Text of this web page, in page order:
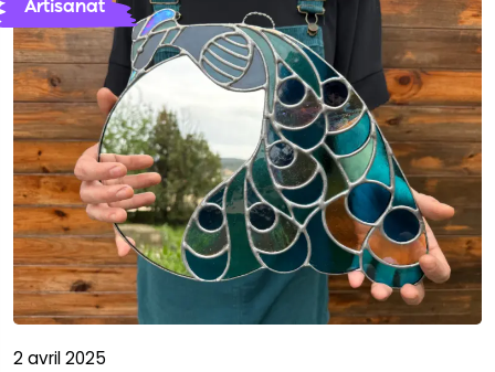
Artisanat
2 avril 2025